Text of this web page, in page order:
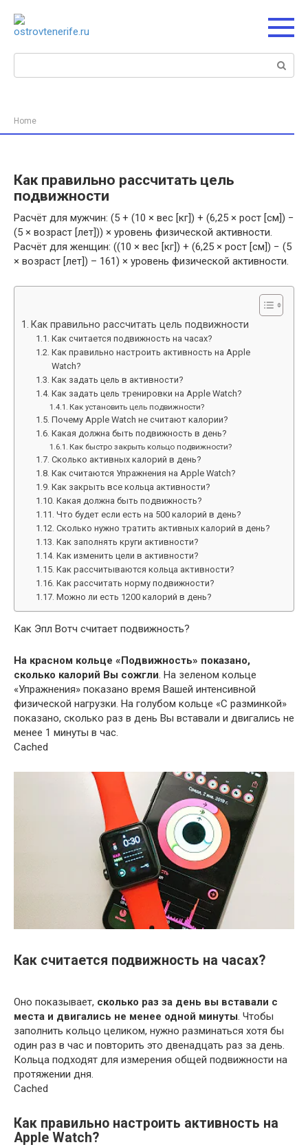
контенту
Поиск:
Home
Как правильно рассчитать цель
подвижности
Расчёт для мужчин: (5 + (10 × вес [кг]) + (6,25 × рост [см]) −
(5 × возраст [лет])) × уровень физической активности.
Расчёт для женщин: ((10 × вес [кг]) + (6,25 × рост [см]) − (5
× возраст [лет]) – 161) × уровень физической активности.
Как правильно рассчитать цель подвижности
Как считается подвижность на часах?
Как правильно настроить активность на Apple
Watch?
Как задать цель в активности?
Как задать цель тренировки на Apple Watch?
Как установить цель подвижности?
Почему Apple Watch не считают калории?
Какая должна быть подвижность в день?
Как быстро закрыть кольцо подвижности?
Сколько активных калорий в день?
Как считаются Упражнения на Apple Watch?
Как закрыть все кольца активности?
Какая должна быть подвижность?
Что будет если есть на 500 калорий в день?
Сколько нужно тратить активных калорий в день?
Как заполнять круги активности?
Как изменить цели в активности?
Как рассчитываются кольца активности?
Как рассчитать норму подвижности?
Можно ли есть 1200 калорий в день?
Как Эпл Вотч считает подвижность?
На красном кольце «Подвижность» показано,
сколько калорий Вы сожгли. На зеленом кольце
«Упражнения» показано время Вашей интенсивной
физической нагрузки. На голубом кольце «С разминкой»
показано, сколько раз в день Вы вставали и двигались не
менее 1 минуты в час.
Cached
Как считается подвижность на часах?
Оно показывает, сколько раз за день вы вставали с
места и двигались не менее одной минуты. Чтобы
заполнить кольцо целиком, нужно разминаться хотя бы
один раз в час и повторить это двенадцать раз за день.
Кольца подходят для измерения общей подвижности на
протяжении дня.
Cached
Как правильно настроить активность на
Apple Watch?